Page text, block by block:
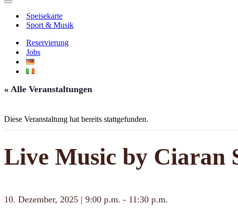
Navigationsmenü
Speisekarte
Sport & Musik
Reservierung
Jobs
« Alle Veranstaltungen
Diese Veranstaltung hat bereits stattgefunden.
Live Music by Ciaran
10. Dezember, 2025 | 9:00 p.m. - 11:30 p.m.